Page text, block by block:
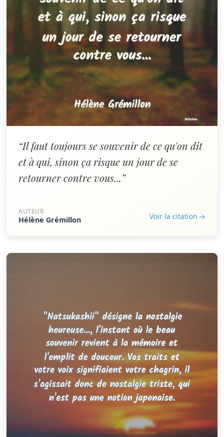
“Il faut toujours se souvenir de ce qu'on dit
et à qui, sinon ça risque un jour de se
retourner contre vous...”
AUTEUR
Hélène Grémillon Voir la citation →